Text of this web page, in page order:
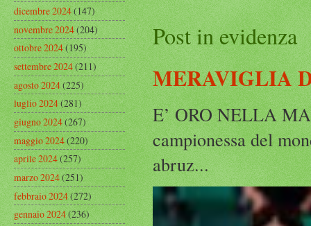
Post in evidenza
MERAVIGLIA
E’ ORO NELLA
campionessa del
abruz...
dicembre 2024(147)
novembre 2024(204)
ottobre 2024(195)
settembre 2024(211)
agosto 2024(225)
luglio 2024(281)
giugno 2024(267)
maggio 2024(220)
aprile 2024(257)
marzo 2024(251)
febbraio 2024(272)
gennaio 2024(236)